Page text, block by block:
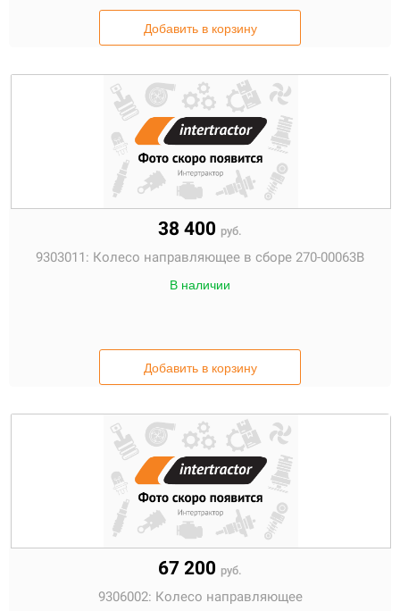
Добавить в корзину
38 400 руб.
9303011: Колесо направляющее в сборе 270-00063B
В наличии
Добавить в корзину
67 200 руб.
9306002: Колесо направляющее